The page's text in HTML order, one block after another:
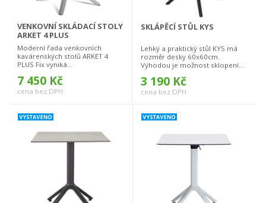
VENKOVNÍ SKLÁDACÍ STOLY
ARKET 4 PLUS
Moderní řada venkovních
kavárenských stolů ARKET 4
PLUS Fix vyniká...
7 450 Kč
cena bez DPH
SKLÁPĚCÍ STŮL KYS
Lehký a praktický stůl KYS má
rozměr desky 60x60cm.
Výhodou je možnost sklopení...
3 190 Kč
cena bez DPH